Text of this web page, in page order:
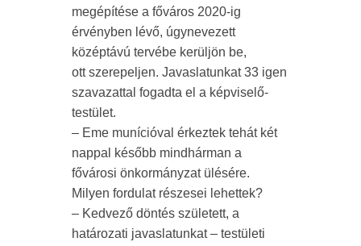
megépítése a főváros 2020-ig
érvényben lévő, úgynevezett
középtávú tervébe kerüljön be,
ott szerepeljen. Javaslatunkat 33 igen
szavazattal fogadta el a képviselő-
testület.
– Eme munícióval érkeztek tehát két
nappal később mindhárman a
fővárosi önkormányzat ülésére.
Milyen fordulat részesei lehettek?
– Kedvező döntés született, a
határozati javaslatunkat – testületi